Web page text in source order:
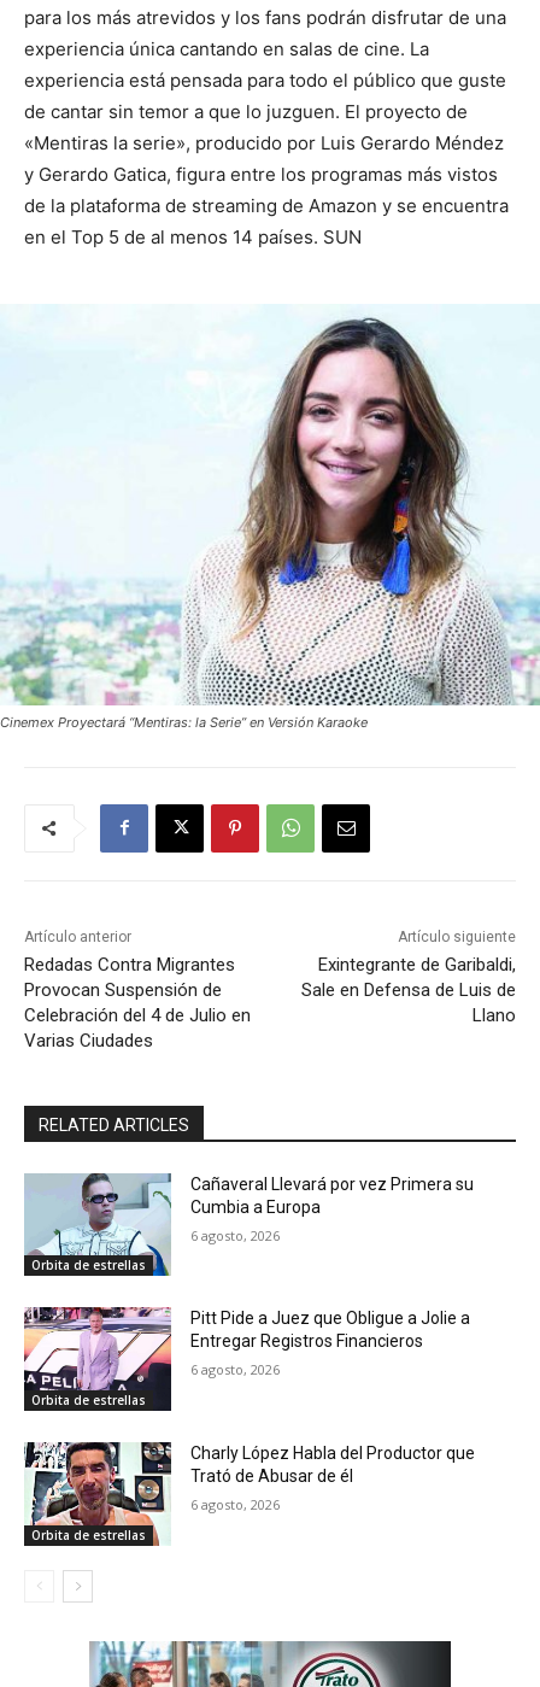
para los más atrevidos y los fans podrán disfrutar de una
experiencia única cantando en salas de cine. La
experiencia está pensada para todo el público que guste
de cantar sin temor a que lo juzguen. El proyecto de
«Mentiras la serie», producido por Luis Gerardo Méndez
y Gerardo Gatica, figura entre los programas más vistos
de la plataforma de streaming de Amazon y se encuentra
en el Top 5 de al menos 14 países. SUN
Cinemex Proyectará “Mentiras: la Serie” en Versión Karaoke
Artículo anterior
Redadas Contra Migrantes
Provocan Suspensión de
Celebración del 4 de Julio en
Varias Ciudades
Artículo siguiente
Exintegrante de Garibaldi,
Sale en Defensa de Luis de
Llano
RELATED ARTICLES
Orbita de estrellas
Cañaveral Llevará por vez Primera su
Cumbia a Europa
6 agosto, 2026
Orbita de estrellas
Pitt Pide a Juez que Obligue a Jolie a
Entregar Registros Financieros
6 agosto, 2026
Orbita de estrellas
Charly López Habla del Productor que
Trató de Abusar de él
6 agosto, 2026